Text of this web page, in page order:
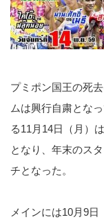
プミポン国王の死
ムは興行自粛とな
る11月14日（月）
となり、年末のス
チとなった。
メインには10月9